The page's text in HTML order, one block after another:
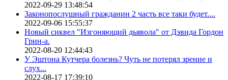
2022-09-29 13:48:54
Законопослушный гражданин 2 часть все таки будет....
2022-09-06 15:55:37
Новый сиквел "Изгоняющий дьявола" от Дэвида Гордон
Грин-а.
2022-08-20 12:44:43
У Эштона Кутчера болезнь? Чуть не потерял зрение и
слух...
2022-08-17 17:39:10